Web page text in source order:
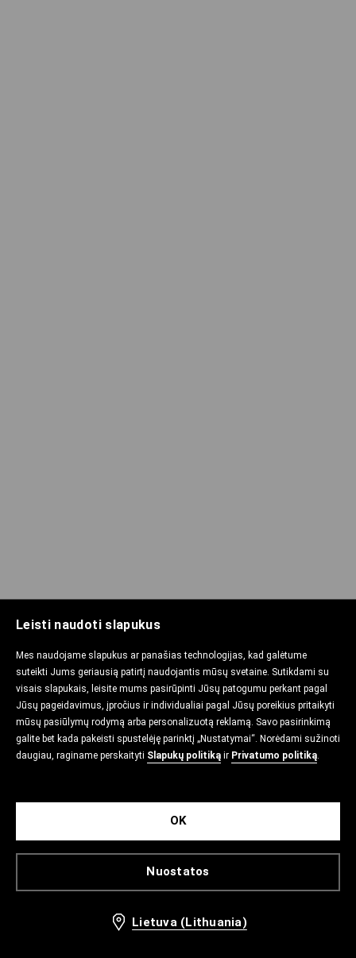
Leisti naudoti slapukus
Mes naudojame slapukus ar panašias technologijas, kad galėtume
suteikti Jums geriausią patirtį naudojantis mūsų svetaine. Sutikdami su
visais slapukais, leisite mums pasirūpinti Jūsų patogumu perkant pagal
Jūsų pageidavimus, įpročius ir individualiai pagal Jūsų poreikius pritaikyti
mūsų pasiūlymų rodymą arba personalizuotą reklamą. Savo pasirinkimą
galite bet kada pakeisti spustelėję parinktį „Nustatymai“. Norėdami sužinoti
daugiau, raginame perskaityti Slapukų politiką ir Privatumo politiką.
Nuostatos
OK
Lietuva (Lithuania)